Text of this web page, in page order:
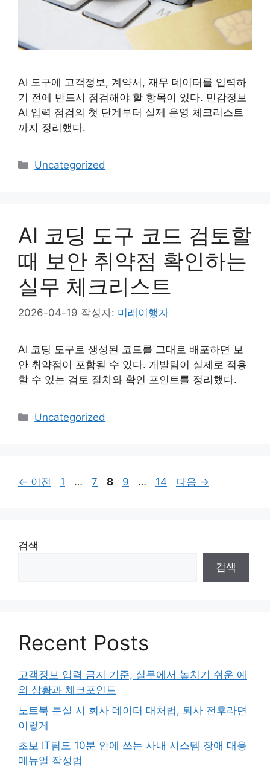
AI 도구에 고객정보, 계약서, 재무 데이터를 입력하
기 전에 반드시 점검해야 할 항목이 있다. 민감정보
AI 입력 점검의 첫 단계부터 실제 운영 체크리스트
까지 정리했다.
카
Uncategorized
AI 코딩 도구 코드 검토할
때 보안 취약점 확인하는
실무 체크리스트
2026-04-19 작성자: 미래여행자
AI 코딩 도구로 생성된 코드를 그대로 배포하면 보
안 취약점이 포함될 수 있다. 개발팀이 실제로 적용
할 수 있는 검토 절차와 확인 포인트를 정리했다.
카
Uncategorized
← 이전
페
1 …
페
7
페
8
페
9 …
페
14 다음 →
검색
검색
Recent Posts
고객정보 입력 금지 기준, 실무에서 놓치기 쉬운 예
외 상황과 체크포인트
노트북 분실 시 회사 데이터 대처법, 퇴사 전후라면
이렇게
초보 IT팀도 10분 안에 쓰는 사내 시스템 장애 대응
매뉴얼 작성법